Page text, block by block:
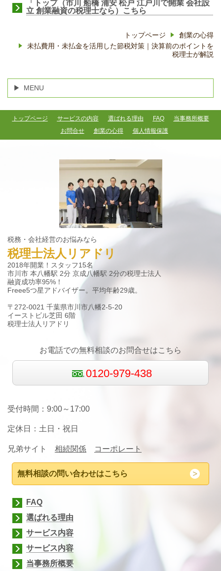
「トップ（市川 船橋 浦安 松戸 江戸川で開業 会社設
立 創業融資の税理士なら）こちら
トップページ
創業の心得
未払費用・未払金を活用した節税対策｜決算前のポイントを
税理士が解説
MENU
トップページ サービスの内容 選ばれる理由 FAQ
当事務所概要
お問合せ
創業の心得 個人情報保護
税務・会社経営のお悩みなら
税理士法人リアドリ
2018年開業！スタッフ15名
市川市 本八幡駅 2分 京成八幡駅 2分の税理士法人
融資成功率95%！
Freee5つ星アドバイザー。平均年齢29歳。
〒272-0021 千葉県市川市八幡2-5-20
イーストビル芝田 6階
税理士法人リアドリ
お電話での無料相談のお問合せはこちら
0120-979-438
受付時間：9:00～17:00
定休日：土日 ・祝日
兄弟サイト 相続関係 コーポレート
無料相談の問い合わせはこちら
FAQ
選ばれる理由
サービス内容
サービス内容
当事務所概要